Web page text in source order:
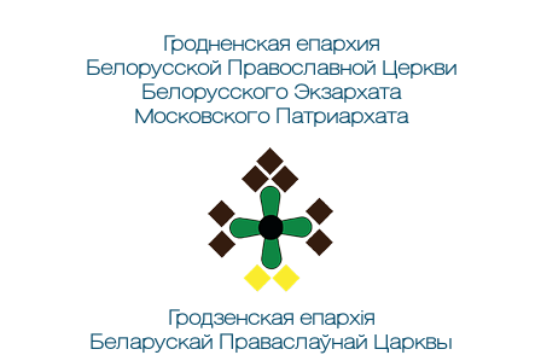
Гродненская епархия
Белорусской Православной Церкви
Белорусского Экзархата
Московского Патриархата
Гродзенская епархія
Беларускай Праваслаўнай Царквы